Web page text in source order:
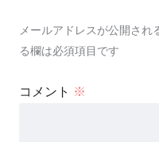
メールアドレスが公開され
る欄は必須項目です
コメント ※